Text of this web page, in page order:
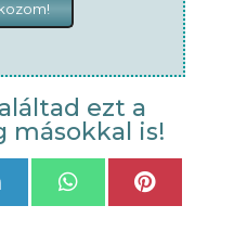
ezt a
másokkal is!
Share
Share
Share